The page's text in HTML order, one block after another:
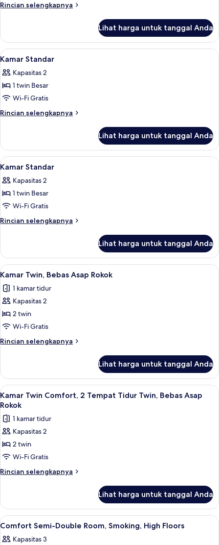
Asap
Rokok
Rincian selengkapnya
Rincian
Kamar
Single
Comfort,
Asap
Rokok
Lihat harga untuk tanggal Anda
Lihat
semua
foto
untuk
Kamar
Standar
Meja kerja, Wi-Fi gratis, dan seprai
6
Kamar Standar
Kapasitas 2
1 twin Besar
Wi-Fi Gratis
Rincian selengkapnya
Rincian
Kamar
Standar
Lihat harga untuk tanggal Anda
Lihat
semua
foto
untuk
Kamar
Standar
Meja kerja, Wi-Fi gratis, dan seprai
6
Kamar Standar
Kapasitas 2
1 twin Besar
Wi-Fi Gratis
Rincian selengkapnya
Rincian
Kamar
Standar
Lihat harga untuk tanggal Anda
Lihat
semua
foto
untuk
Kamar
Twin,
Bebas
Asap
Meja kerja, Wi-Fi gratis, dan seprai
6
Kamar Twin, Bebas Asap Rokok
1 kamar tidur
Kapasitas 2
2 twin
Wi-Fi Gratis
Rincian selengkapnya
Rincian
Kamar
Twin,
Bebas
Asap
Lihat harga untuk tanggal Anda
Lihat
semua
foto
untuk
Kamar
Twin
Comfort,
2
Twin,
Bebas
Asap
Rokok
Meja kerja, Wi-Fi gratis, dan seprai
6
Kamar Twin Comfort, 2 Tempat Tidur Twin, Bebas Asap
Rokok
1 kamar tidur
Kapasitas 2
2 twin
Wi-Fi Gratis
Rincian selengkapnya
Rincian
Kamar
Twin
Comfort,
Tempat
Lihat harga untuk tanggal Anda
Lihat
semua
Meja kerja, Wi-Fi gratis, dan seprai
1
Comfort Semi-Double Room, Smoking, High Floors
Kapasitas 3